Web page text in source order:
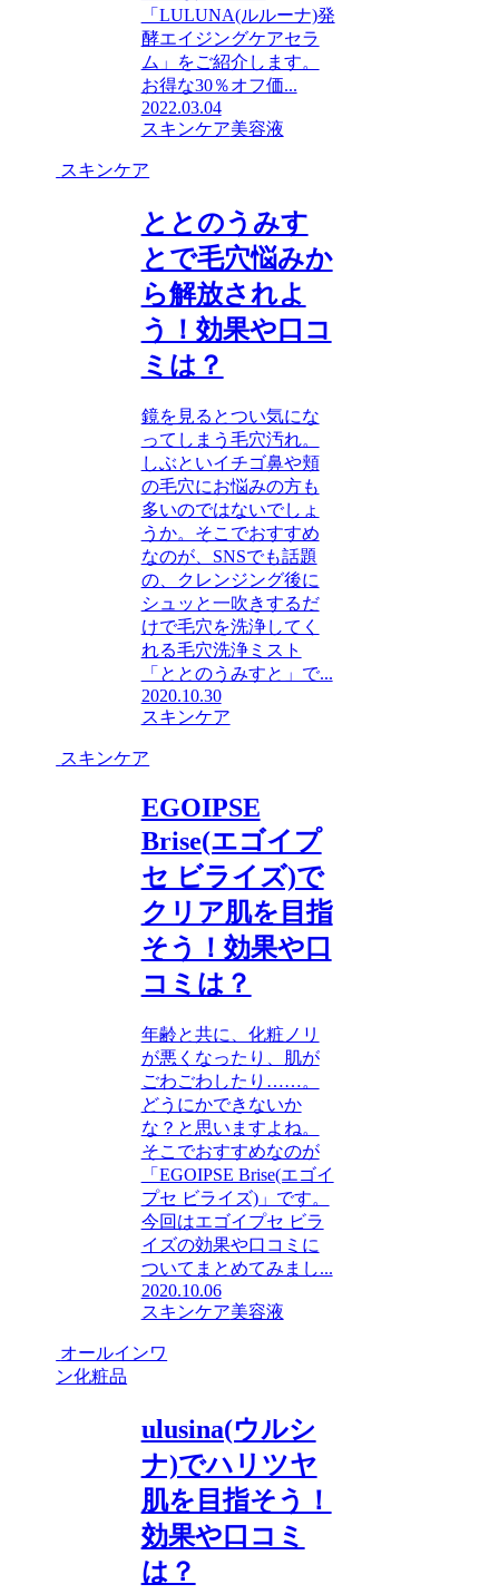
「LULUNA(ルルーナ)発
酵エイジングケアセラ
ム」をご紹介します。
お得な30％オフ価...
2022.03.04
スキンケア美容液
スキンケア
ととのうみす
とで毛穴悩みか
ら解放されよ
う！効果や口コ
ミは？
鏡を見るとつい気にな
ってしまう毛穴汚れ。
しぶといイチゴ鼻や頬
の毛穴にお悩みの方も
多いのではないでしょ
うか。そこでおすすめ
なのが、SNSでも話題
の、クレンジング後に
シュッと一吹きするだ
けで毛穴を洗浄してく
れる毛穴洗浄ミスト
「ととのうみすと」で...
2020.10.30
スキンケア
スキンケア
EGOIPSE
Brise(エゴイプ
セ ビライズ)で
クリア肌を目指
そう！効果や口
コミは？
年齢と共に、化粧ノリ
が悪くなったり、肌が
ごわごわしたり……。
どうにかできないか
な？と思いますよね。
そこでおすすめなのが
「EGOIPSE Brise(エゴイ
プセ ビライズ)」です。
今回はエゴイプセ ビラ
イズの効果や口コミに
ついてまとめてみまし...
2020.10.06
スキンケア美容液
オールインワ
ン化粧品
ulusina(ウルシ
ナ)でハリツヤ
肌を目指そう！
効果や口コミ
は？